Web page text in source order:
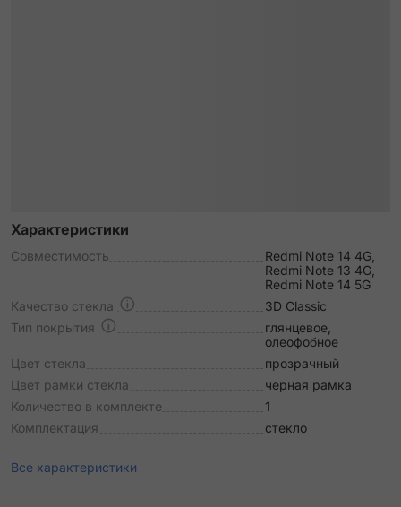
Характеристики
Совместимость
Redmi Note 14 4G,
Redmi Note 13 4G,
Redmi Note 14 5G
Качество стекла
3D Classic
Тип покрытия
глянцевое,
олеофобное
Цвет стекла
прозрачный
Цвет рамки стекла
черная рамка
Количество в комплекте
1
Комплектация
стекло
Все характеристики